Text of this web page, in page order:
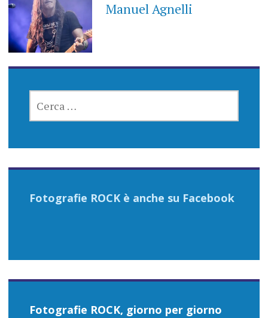
Manuel Agnelli
PER:
Fotografie ROCK è anche su Facebook
Fotografie ROCK, giorno per giorno